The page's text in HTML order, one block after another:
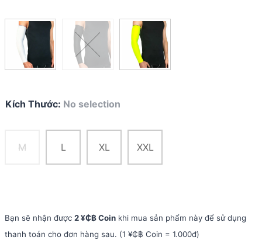
Kích Thước: No selection
M L XL XXL
Bạn sẽ nhận được 2 ¥₵฿ Coin khi mua sản phẩm này để sử dụng
thanh toán cho đơn hàng sau. (1 ¥₵฿ Coin = 1.000đ)